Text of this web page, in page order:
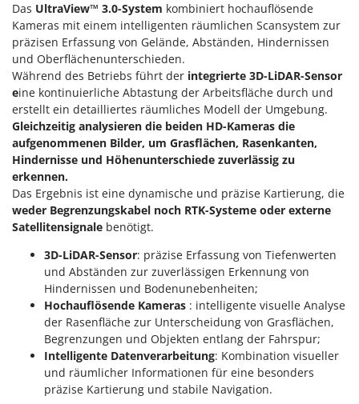
N
New O.M.R.A.
Nilfisk
Ninja
Novatec
Novital
NuAir
NuovaFac
O
Officine Savioli
Oliviero
Olix
OMA
Omas
Ompagrill
Ooni
Oriental Koshin
Das UltraView™ 3.0-System kombiniert hochauflösende
Kameras mit einem intelligenten räumlichen Scansystem zur
präzisen Erfassung von Gelände, Abständen, Hindernissen
und Oberflächenunterschieden.
Während des Betriebs führt der integrierte 3D-LiDAR-Sensor
eine kontinuierliche Abtastung der Arbeitsfläche durch und
erstellt ein detailliertes räumliches Modell der Umgebung.
Gleichzeitig analysieren die beiden HD-Kameras die
aufgenommenen Bilder, um Grasflächen, Rasenkanten,
Hindernisse und Höhenunterschiede zuverlässig zu
erkennen.
Das Ergebnis ist eine dynamische und präzise Kartierung, die
weder Begrenzungskabel noch RTK-Systeme oder externe
Satellitensignale benötigt.
3D-LiDAR-Sensor: präzise Erfassung von Tiefenwerten
und Abständen zur zuverlässigen Erkennung von
Hindernissen und Bodenunebenheiten;
Hochauflösende Kameras : intelligente visuelle Analyse
der Rasenfläche zur Unterscheidung von Grasflächen,
Begrenzungen und Objekten entlang der Fahrspur;
Intelligente Datenverarbeitung: Kombination visueller
und räumlicher Informationen für eine besonders
präzise Kartierung und stabile Navigation.